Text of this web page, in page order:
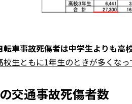
車事故死傷者は中学生よりも高
生ともに1年生のときが多くなっ
交通事故死傷者数